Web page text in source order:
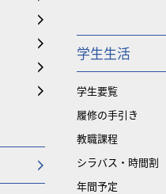
学生生活
学生要覧
履修の手引き
教職課程
シラバス・時間割
年間予定